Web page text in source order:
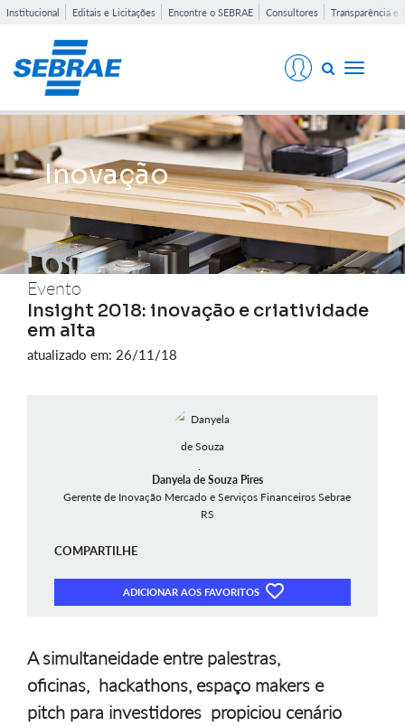
Institucional Editais e Licitações Encontre o SEBRAE Consultores Transparência e
Toggle
Inovação
Evento
Insight 2018: inovação e criatividade
em alta
atualizado em: 26/11/18
Danyela de Souza Pires
Gerente de Inovação Mercado e Serviços Financeiros Sebrae
RS
COMPARTILHE
ADICIONAR AOS FAVORITOS
A simultaneidade entre palestras,
oficinas, hackathons, espaço makers e
pitch para investidores propiciou cenário